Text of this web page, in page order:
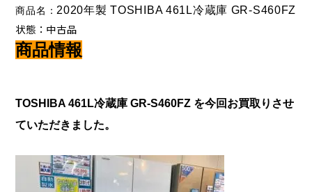
商品名： 2020年製 TOSHIBA 461L冷蔵庫 GR-S460FZ
状態：中古品
商品情報
TOSHIBA 461L冷蔵庫 GR-S460FZ を今回お買取りさせ
ていただきました。